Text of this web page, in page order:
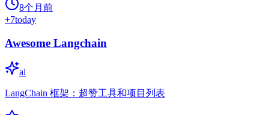
8个月前
+7today
Awesome Langchain
ai
LangChain 框架：超赞工具和项目列表